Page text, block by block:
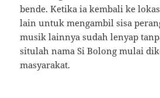
bende. Ketika ia kembali ke
lain untuk mengambil sisa
musik lainnya sudah lenyap
situlah nama Si Bolong mulai
masyarakat.